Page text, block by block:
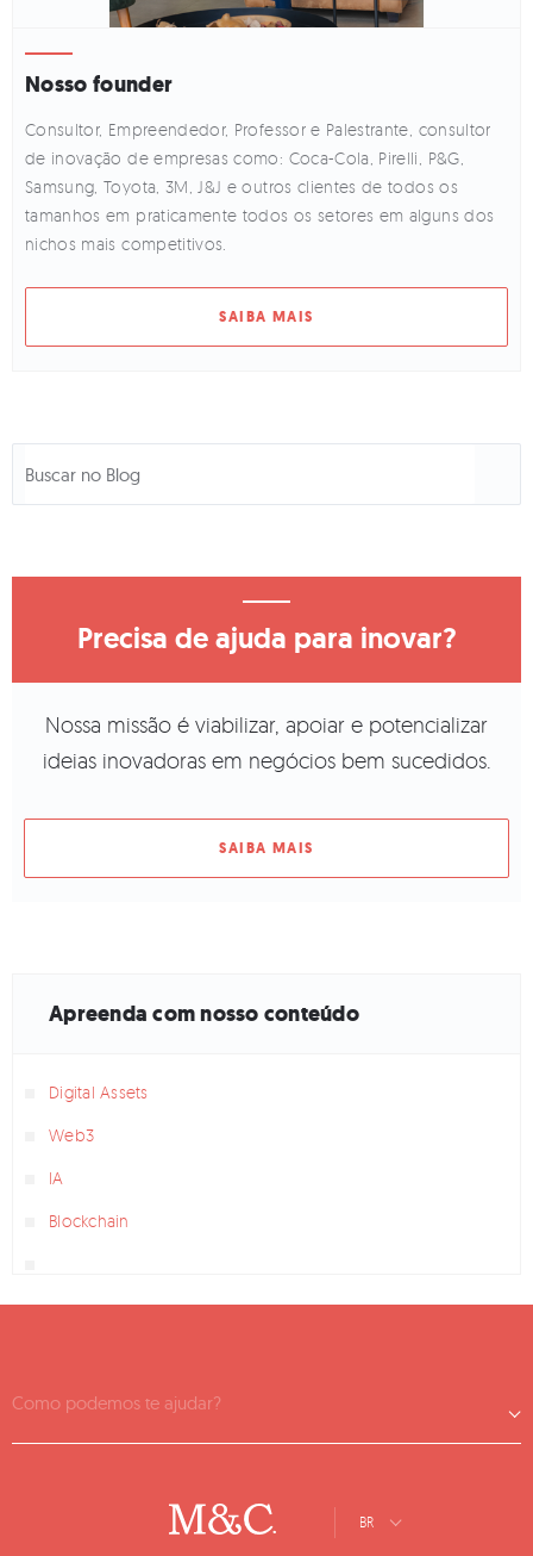
Nosso founder
Consultor, Empreendedor, Professor e Palestrante, consultor
de inovação de empresas como: Coca-Cola, Pirelli, P&G,
Samsung, Toyota, 3M, J&J e outros clientes de todos os
tamanhos em praticamente todos os setores em alguns dos
nichos mais competitivos.
SAIBA MAIS
Precisa de ajuda para inovar?
Nossa missão é viabilizar, apoiar e potencializar
ideias inovadoras em negócios bem sucedidos.
SAIBA MAIS
Apreenda com nosso conteúdo
Digital Assets
Web3
IA
Blockchain
Como podemos te ajudar?
BR